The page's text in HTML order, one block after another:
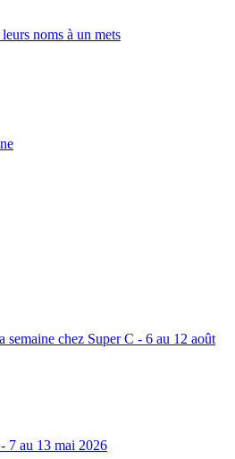
noms à un mets
semaine chez Super C - 6 au 12 août
7 au 13 mai 2026